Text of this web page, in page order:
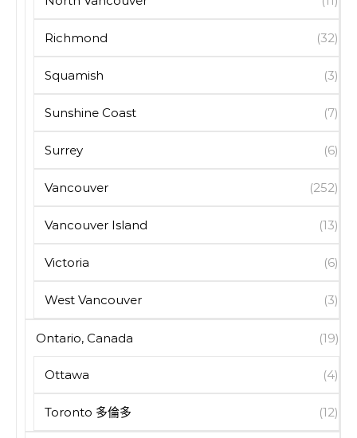
Richmond (32)
Squamish (3)
Sunshine Coast (7)
Surrey (6)
Vancouver (252)
Vancouver Island (13)
Victoria (6)
West Vancouver (3)
Ontario, Canada (19)
Ottawa (4)
Toronto 多倫多 (12)